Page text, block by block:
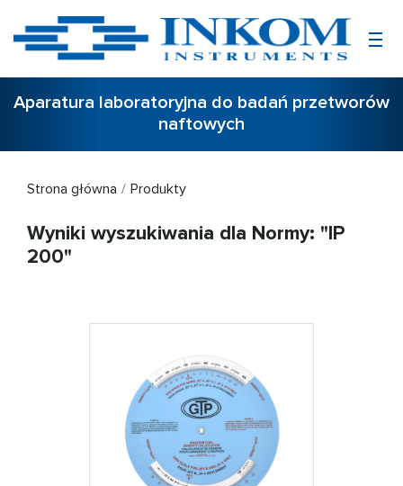
Aparatura laboratoryjna do badań przetworów
naftowych
Strona główna Produkty
Wyniki wyszukiwania dla Normy: "IP
200"